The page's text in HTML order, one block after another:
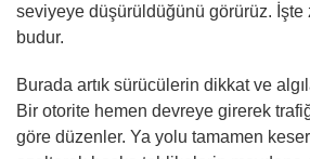
seviyeye düşürüldüğünü görürüz. İşte
budur.
Burada artık sürücülerin dikkat ve
Bir otorite hemen devreye girerek
göre düzenler. Ya yolu tamamen keser